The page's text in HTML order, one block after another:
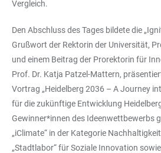
Vergleich.
Den Abschluss des Tages bildete die
Grußwort der Rektorin der Universität,
und einem Beitrag der Prorektorin für
Prof. Dr. Katja Patzel-Mattern,
Vortrag „Heidelberg 2036 – A Journey
für die zukünftige Entwicklung
Gewinner*innen des Ideenwettbewerbs
„iClimate“ in der Kategorie
„Stadtlabor“ für Soziale Innovation sowie